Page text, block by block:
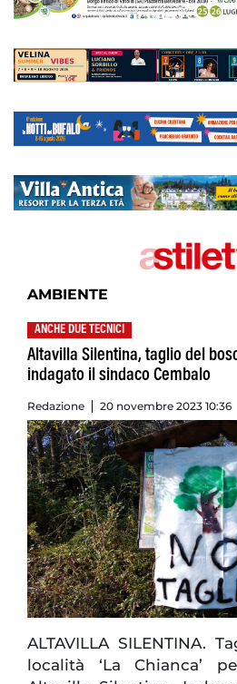
AMBIENTE
ANCHE DUE TECNICI
Altavilla Silentina, taglio del
indagato il sindaco Cembalo
Redazione 20 novembre 2023 10:36
ALTAVILLA SILENTINA.
località ‘La Chianca’